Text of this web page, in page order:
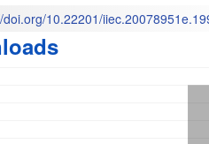
doi.org/10.22201/